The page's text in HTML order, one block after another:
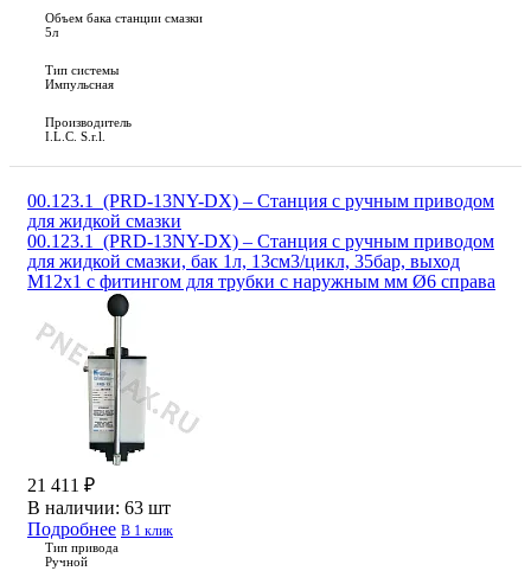
Объем бака станции смазки
5л
Тип системы
Импульсная
Производитель
I.L.C. S.r.l.
00.123.1_(PRD-13NY-DX) – Станция с ручным приводом
для жидкой смазки
00.123.1_(PRD-13NY-DX) – Станция с ручным приводом
для жидкой смазки, бак 1л, 13см3/цикл, 35бар, выход
М12х1 с фитингом для трубки с наружным мм Ø6 справа
21 411 ₽
В наличии: 63 шт
Подробнее В 1 клик
Тип привода
Ручной